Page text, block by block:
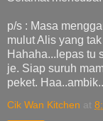
p/s : Masa
mulut Alis yang
Hahaha...lepas tu
je. Siap suruh
peket.
Cik Wan Kitchen at